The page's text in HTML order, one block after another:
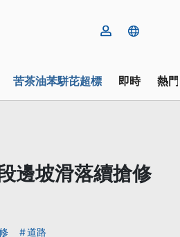
苦茶油苯駢芘超標 即時 熱
邊坡滑落續搶修
道路